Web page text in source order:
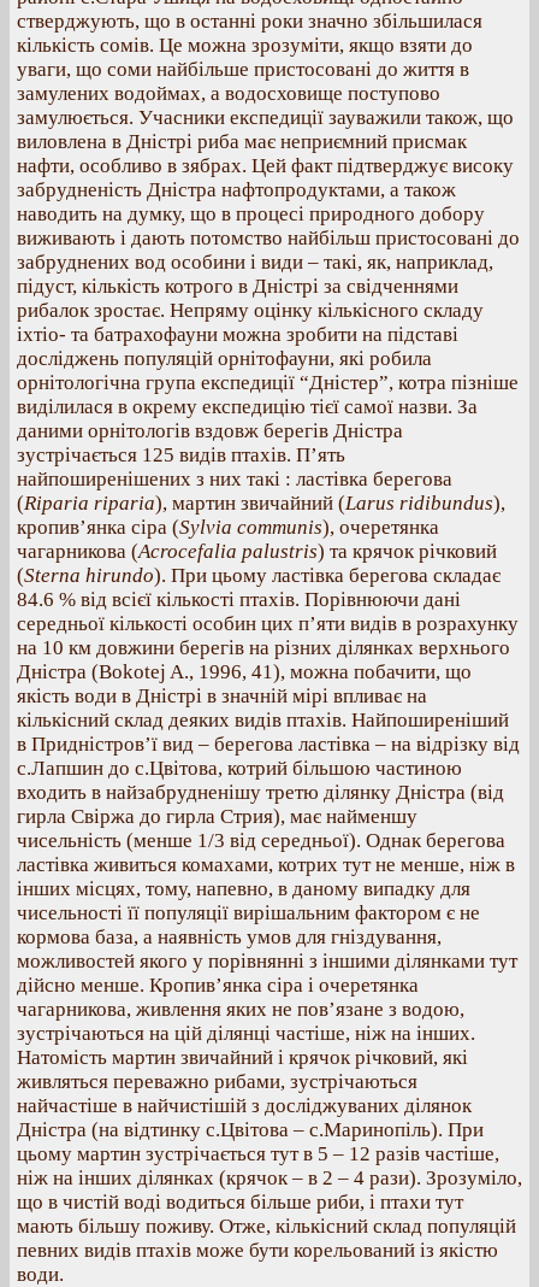
стверджують, що в останні роки значно збільшилася
кількість сомів. Це можна зрозуміти, якщо взяти до
уваги, що соми найбільше пристосовані до життя в
замулених водоймах, а водосховище поступово
замулюється. Учасники експедиції зауважили також, що
виловлена в Дністрі риба має неприємний присмак
нафти, особливо в зябрах. Цей факт підтверджує високу
забрудненість Дністра нафтопродуктами, а також
наводить на думку, що в процесі природного добору
виживають і дають потомство найбільш пристосовані до
забруднених вод особини і види – такі, як, наприклад,
підуст, кількість котрого в Дністрі за свідченнями
рибалок зростає. Непряму оцінку кількісного складу
іхтіо- та батрахофауни можна зробити на підставі
досліджень популяцій орнітофауни, які робила
орнітологічна група експедиції “Дністер”, котра пізніше
виділилася в окрему експедицію тієї самої назви. За
даними орнітологів вздовж берегів Дністра
зустрічається 125 видів птахів. П’ять
найпоширенішених з них такі : ластівка берегова
(Riparia riparia), мартин звичайний (Larus ridibundus),
кропив’янка сіра (Sylvia communis), очеретянка
чагарникова (Acrocefalia palustris) та крячок річковий
(Sterna hirundo). При цьому ластівка берегова складає
84.6 % від всієї кількості птахів. Порівнюючи дані
середньої кількості особин цих п’яти видів в розрахунку
на 10 км довжини берегів на різних ділянках верхнього
Дністра (Bokotej A., 1996, 41), можна побачити, що
якість води в Дністрі в значній мірі впливає на
кількісний склад деяких видів птахів. Найпоширеніший
в Придністров’ї вид – берегова ластівка – на відрізку від
с.Лапшин до с.Цвітова, котрий більшою частиною
входить в найзабрудненішу третю ділянку Дністра (від
гирла Свіржа до гирла Стрия), має найменшу
чисельність (менше 1/3 від середньої). Однак берегова
ластівка живиться комахами, котрих тут не менше, ніж в
інших місцях, тому, напевно, в даному випадку для
чисельності її популяції вирішальним фактором є не
кормова база, а наявність умов для гніздування,
можливостей якого у порівнянні з іншими ділянками тут
дійсно менше. Кропив’янка сіра і очеретянка
чагарникова, живлення яких не пов’язане з водою,
зустрічаються на цій ділянці частіше, ніж на інших.
Натомість мартин звичайний і крячок річковий, які
живляться переважно рибами, зустрічаються
найчастіше в найчистішій з досліджуваних ділянок
Дністра (на відтинку с.Цвітова – с.Маринопіль). При
цьому мартин зустрічається тут в 5 – 12 разів частіше,
ніж на інших ділянках (крячок – в 2 – 4 рази). Зрозуміло,
що в чистій воді водиться більше риби, і птахи тут
мають більшу поживу. Отже, кількісний склад популяцій
певних видів птахів може бути корельований із якістю
води.